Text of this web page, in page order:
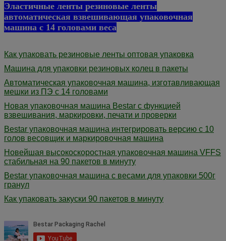
Эластичные ленты резиновые ленты
автоматическая взвешивающая упаковочная
машина с 14 головами веса
Как упаковать резиновые ленты оптовая упаковка
Машина для упаковки резиновых колец в пакеты
Автоматическая упаковочная машина, изготавливающая
мешки из ПЭ с 14 головами
Новая упаковочная машина Bestar с функцией
взвешивания, маркировки, печати и проверки
Bestar упаковочная машина интегрировать версию с 10
голов весовщик и маркировочная машина
Новейшая высокоскоростная упаковочная машина VFFS
стабильная на 90 пакетов в минуту
Bestar упаковочная машина с весами для упаковки 500г
гранул
Как упаковать закуски 90 пакетов в минуту